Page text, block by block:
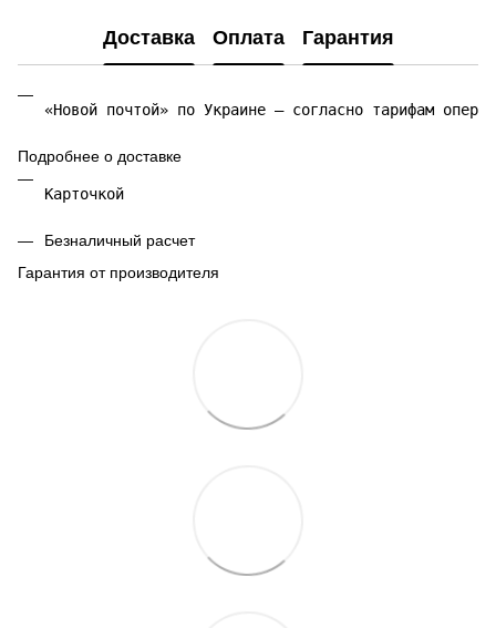
Доставка Оплата Гарантия
«Новой почтой» по Украине — согласно тарифам
Подробнее о доставке
Карточкой
Безналичный расчет
Гарантия от производителя